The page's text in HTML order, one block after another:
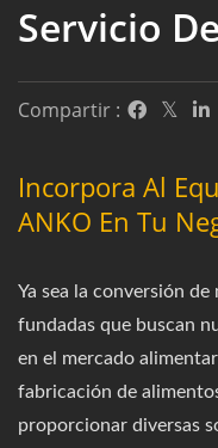
Servicio
Compartir :
Incorpora Al
ANKO En Tu
Ya sea la conversión
fundadas que buscan
en el mercado
fabricación de
proporcionar diversas